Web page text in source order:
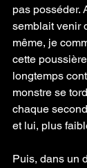
pas posséder.
semblait venir
même, je
cette
longtemps
monstre se
chaque
et lui, plus
Puis, dans un